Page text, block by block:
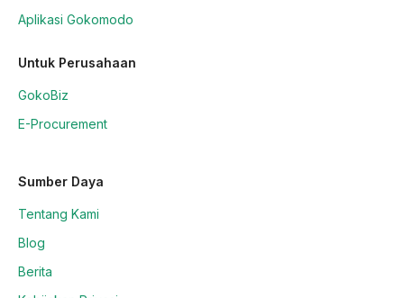
Aplikasi Gokomodo
Untuk Perusahaan
GokoBiz
E-Procurement
Sumber Daya
Tentang Kami
Blog
Berita